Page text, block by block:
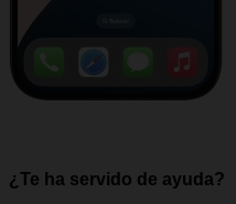
¿Te ha servido de ayuda?